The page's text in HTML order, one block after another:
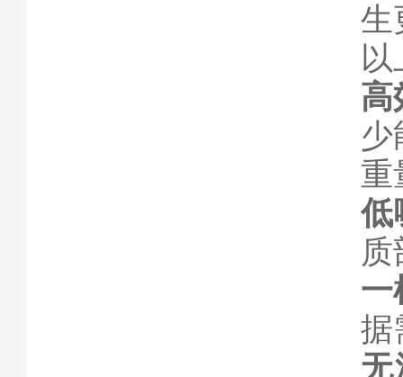
生
高
少
重
低
一
据
无